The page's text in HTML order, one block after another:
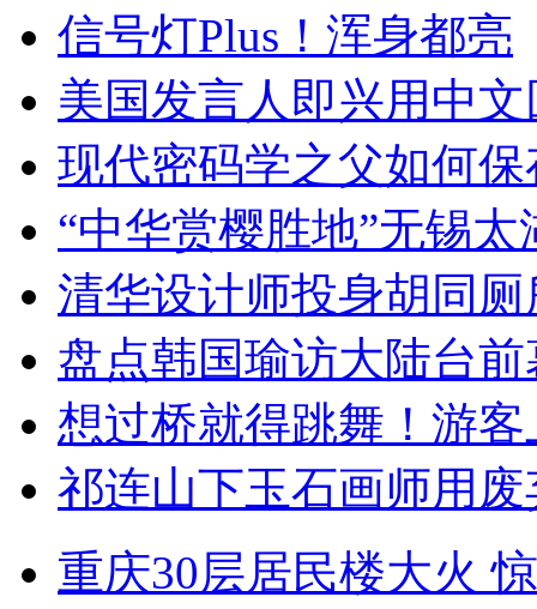
信号灯Plus！浑身都亮
美国发言人即兴用中
现代密码学之父如何
“中华赏樱胜地”无锡
清华设计师投身胡同
盘点韩国瑜访大陆台
想过桥就得跳舞！游客
祁连山下玉石画师用
重庆30层居民楼大火